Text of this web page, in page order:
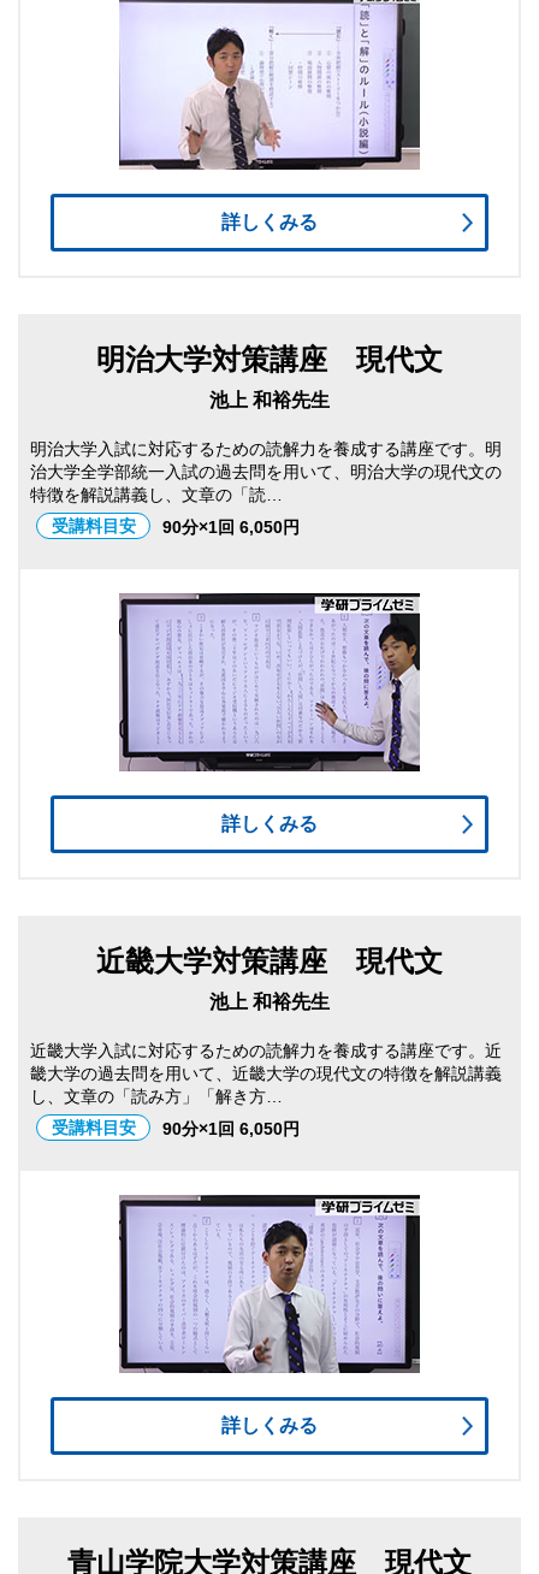
詳しくみる
明治大学対策講座 現代文
池上 和裕先生
明治大学入試に対応するための読解力を養成する講座です。明
治大学全学部統一入試の過去問を用いて、明治大学の現代文の
特徴を解説講義し、文章の「読…
受講料目安
90分×1回 6,050円
詳しくみる
近畿大学対策講座 現代文
池上 和裕先生
近畿大学入試に対応するための読解力を養成する講座です。近
畿大学の過去問を用いて、近畿大学の現代文の特徴を解説講義
し、文章の「読み方」「解き方…
受講料目安
90分×1回 6,050円
詳しくみる
青山学院大学対策講座 現代文